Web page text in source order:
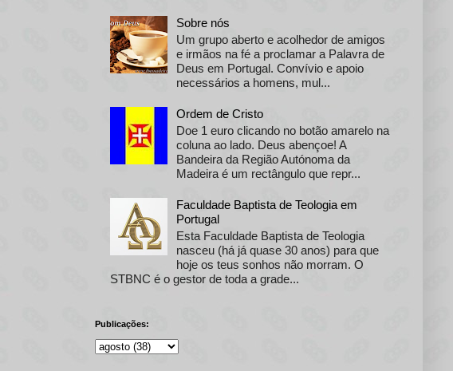
Sobre nós
Um grupo aberto e acolhedor de amigos
e irmãos na fé a proclamar a Palavra de
Deus em Portugal. Convívio e apoio
necessários a homens, mul...
Ordem de Cristo
Doe 1 euro clicando no botão amarelo na
coluna ao lado. Deus abençoe! A
Bandeira da Região Autónoma da
Madeira é um rectângulo que repr...
Faculdade Baptista de Teologia em
Portugal
Esta Faculdade Baptista de Teologia
nasceu (há já quase 30 anos) para que
hoje os teus sonhos não morram. O
STBNC é o gestor de toda a grade...
Publicações: